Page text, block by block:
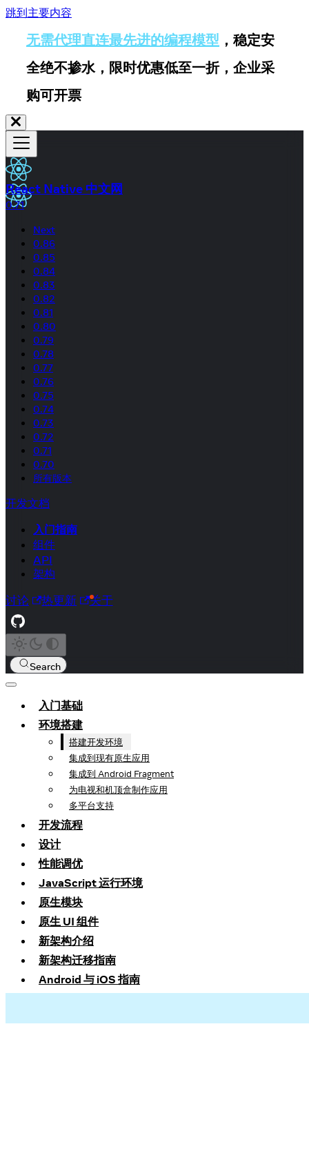
跳到主要内容
无需代理直连最先进的编程模型 ，稳定安
全绝不掺水，限时优惠低至一折，企业采
购可开票
React Native 中文网
0.71
Next
0.86
0.85
0.84
0.83
0.82
0.81
0.80
0.79
0.78
0.77
0.76
0.75
0.74
0.73
0.72
0.71
0.70
所有版本
开发文档
入门指南
组件
API
架构
讨论 热更新 关于
Search
入门基础
环境搭建
搭建开发环境
集成到现有原生应用
集成到 Android Fragment
为电视和机顶盒制作应用
多平台支持
开发流程
设计
性能调优
JavaScript 运行环境
原生模块
原生 UI 组件
新架构介绍
新架构迁移指南
Android 与 iOS 指南